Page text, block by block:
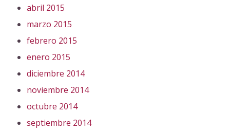
abril 2015
marzo 2015
febrero 2015
enero 2015
diciembre 2014
noviembre 2014
octubre 2014
septiembre 2014